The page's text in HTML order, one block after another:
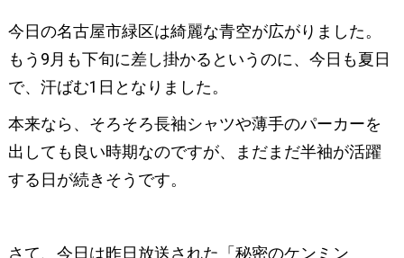
今日の名古屋市緑区は綺麗な青空が広がりました。
もう9月も下旬に差し掛かるというのに、今日も夏日
で、汗ばむ1日となりました。
本来なら、そろそろ長袖シャツや薄手のパーカーを
出しても良い時期なのですが、まだまだ半袖が活躍
する日が続きそうです。
さて、今日は昨日放送された「秘密のケンミン